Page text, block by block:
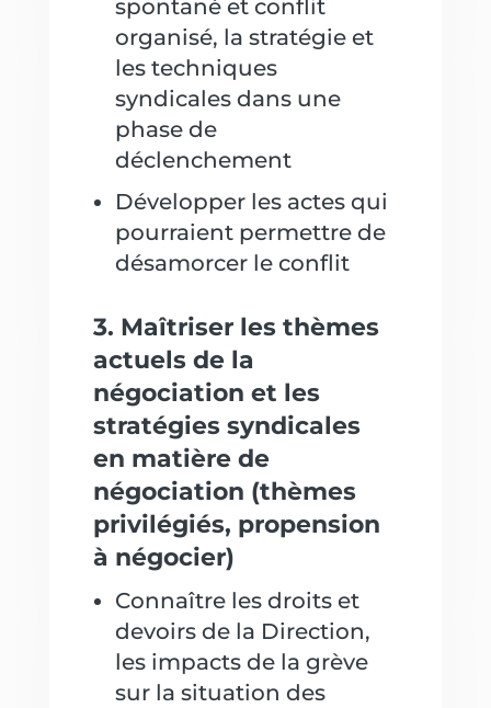
spontané et conflit
organisé, la stratégie et
les techniques
syndicales dans une
phase de
déclenchement
Développer les actes qui
pourraient permettre de
désamorcer le conflit
3. Maîtriser les thèmes
actuels de la
négociation et les
stratégies syndicales
en matière de
négociation (thèmes
privilégiés, propension
à négocier)
Connaître les droits et
devoirs de la Direction,
les impacts de la grève
sur la situation des